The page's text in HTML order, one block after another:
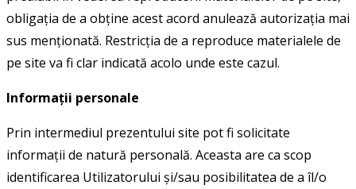
obligaţia de a obţine acest acord anulează autorizaţia mai
sus menţionată. Restricţia de a reproduce materialele de
pe site va fi clar indicată acolo unde este cazul.
Informații personale
Prin intermediul prezentului site pot fi solicitate
informaţii de natură personală. Aceasta are ca scop
identificarea Utilizatorului şi/sau posibilitatea de a îl/o